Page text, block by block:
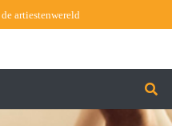
artiestenwereld